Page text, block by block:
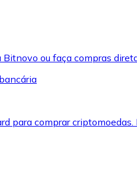
ou faça compras
para comprar criptomoedas.